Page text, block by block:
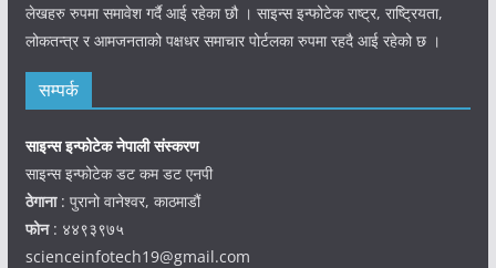
लेखहरु रुपमा समावेश गर्दै आई रहेका छौ । साइन्स इन्फोटेक राष्ट्र, राष्ट्रियता,
लोकतन्त्र र आमजनताको पक्षधर समाचार पोर्टलका रुपमा रहदै आई रहेको छ ।
सम्पर्क
साइन्स इन्फोटेक नेपाली संस्करण
साइन्स इन्फोटेक डट कम डट एनपी
ठेगाना: पुरानो वानेश्वर, काठमाडौं
फोन: ४४९३९७५
scienceinfotech19@gmail.com